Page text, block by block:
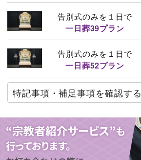
告別式のみを１日で
一日葬39プラン
告別式のみを１日で
一日葬52プラン
特記事項・補足事項を確認する